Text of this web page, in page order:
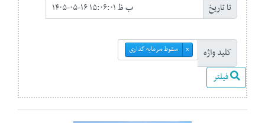
تا تاریخ
کلید واژه سقوط سرمایه گذاری ×
فیلتر